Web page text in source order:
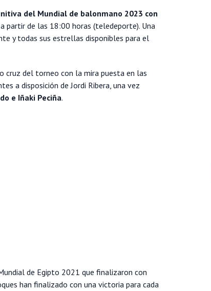
del Mundial de balonmano 2023 con
a partir de las 18:00 horas (teledeporte). Una
y todas sus estrellas disponibles para el
cruz del torneo con la mira puesta en las
a disposición de Jordi Ribera, una vez
e Iñaki Peciña.
de Egipto 2021 que finalizaron con
han finalizado con una victoria para cada